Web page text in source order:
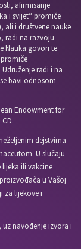
afirmisanje
i svijet“ promiče
ali i društvene nauke
radi na razvoju
Nauka govori te
radi i na
bavi odnosom
Endowment for
dejstvima
U slučaju
ili vakcine
u Vašoj
za lijekove i
navođenje izvora i